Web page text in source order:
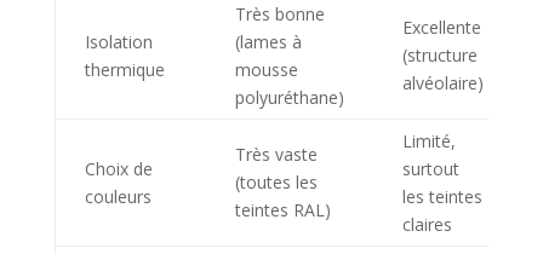
Isolation
thermique
Très bonne
(lames à
mousse
polyuréthane)
Excellente
(structure
alvéolaire)
Choix de
couleurs
Très vaste
(toutes les
teintes RAL)
Limité,
surtout
les teintes
claires